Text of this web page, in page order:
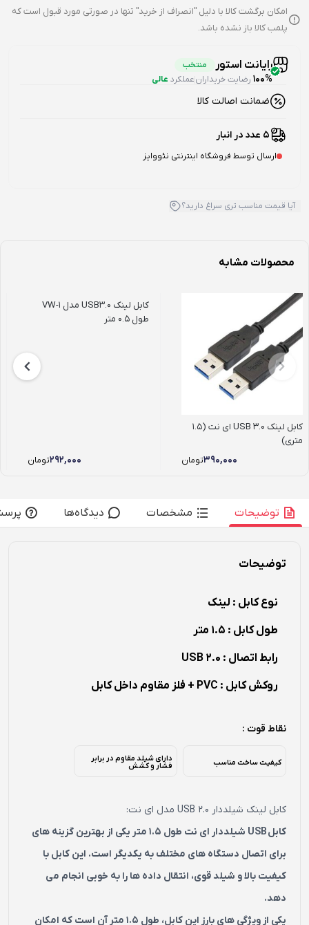
امکان برگشت کالا با دلیل "انصراف از خرید" تنها در صورتی مورد قبول است که
پلمب کالا باز نشده باشد.
رایانت استور منتخب
100% رضایت خریدارانعملکرد عالی
ضمانت اصالت کالا
5 عدد در انبار
ارسال توسط فروشگاه اینترنتی نئووایز
آیا قیمت مناسب تری سراغ دارید؟
محصولات مشابه
کابل لینک USB 3.0 ای نت (1.5
متری)
۳۹۰,۰۰۰تومان
کابل لینک USB3.0 مدل VW-1
طول 0.5 متر
۲۹۲,۰۰۰تومان
توضیحات مشخصات دیدگاه‌ها
توضیحات
نوع کابل : لینک
طول کابل : 1.5 متر
رابط اتصال : USB 2.0
روکش کابل : PVC + فلز مقاوم داخل کابل
نقاط قوت :
کیفیت ساخت مناسب دارای شیلد مقاوم در برابر
فشار و کشش
کابل لینک شیلددار USB 2.0 مدل ای نت:
کابل USB شیلددار ای نت طول 1.5 متر یکی از بهترین گزینه‌ های
برای اتصال دستگاه‌ های مختلف به یکدیگر است. این کابل با
کیفیت بالا و شیلد قوی، انتقال داده‌ ها را به خوبی انجام می‌
دهد.
یکی از ویژگی‌ های بارز این کابل، طول 1.5 متر آن است که امکان